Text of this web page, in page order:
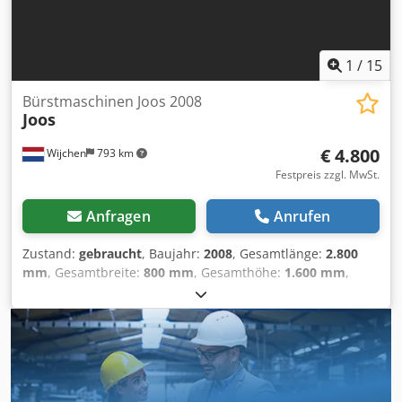
1 / 15
Wijchen 793 km
Bürstmaschinen Joos 2008
Joos
€ 4.800
Festpreis zzgl. MwSt.
Anfragen Anrufen
Zustand: gebraucht, Baujahr: 2008, Gesamtlänge: 2.800
mm, Gesamtbreite: 800 mm, Gesamthöhe: 1.600 mm,
Farbe: Grau Leergewicht: 500 kg - Baujahr: 2008 -
Dokumentation verfügbar: Nein - CE-Kennzeichnung
vorhanden: Ja - CE-Zertifikat vorhanden: Nein -
Seriennummer: 1917295 - Min. Arbeitsbreite [mm]: 400 -
Max. Arbeitsbreite [mm]: 1600 Crsdpfxozrtcas Alnof - Max.
Durchgangshöhe [mm]: 100 - Spannung [V]: 400 -